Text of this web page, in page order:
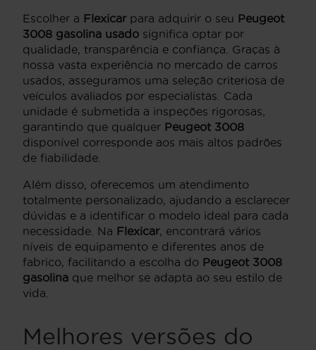
Escolher a Flexicarpara adquirir o seu Peugeot
3008 gasolina usado significa optar por
qualidade, transparência e confiança. Graças à
nossa vasta experiência no mercado de carros
usados, asseguramos uma seleção criteriosa de
veículos avaliados por especialistas. Cada
unidade é submetida a inspeções rigorosas,
garantindo que qualquer Peugeot 3008
disponível corresponde aos mais altos padrões
de fiabilidade.
Além disso, oferecemos um atendimento
totalmente personalizado, ajudando a esclarecer
dúvidas e a identificar o modelo ideal para cada
necessidade. Na Flexicar, encontrará vários
níveis de equipamento e diferentes anos de
fabrico, facilitando a escolha do Peugeot 3008
gasolina que melhor se adapta ao seu estilo de
vida.
Melhores versões do